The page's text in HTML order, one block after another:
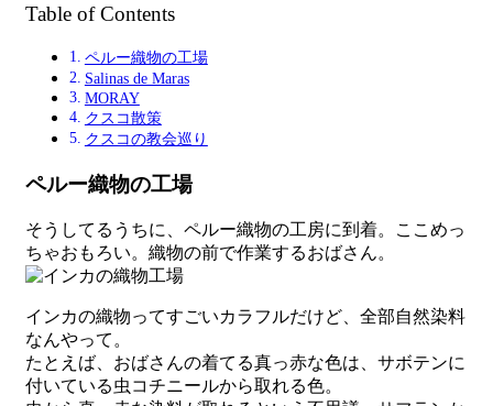
Table of Contents
ペルー織物の工場
Salinas de Maras
MORAY
クスコ散策
クスコの教会巡り
ペルー織物の工場
そうしてるうちに、ペルー織物の工房に到着。ここめっ
ちゃおもろい。織物の前で作業するおばさん。
インカの織物ってすごいカラフルだけど、全部自然染料
なんやって。
たとえば、おばさんの着てる真っ赤な色は、サボテンに
付いている虫コチニールから取れる色。